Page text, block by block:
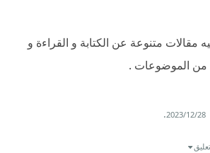
مقالات متنوعة عن الكتابة و القراءة و
من الموضوعات .
28‏/12‏/2023
.